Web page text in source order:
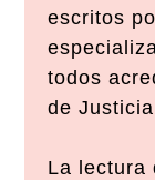
escritos
todos
de
La lectura